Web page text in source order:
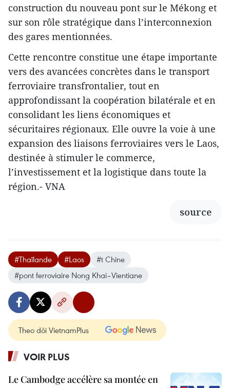
construction du nouveau pont sur le Mékong et
sur son rôle stratégique dans l’interconnexion
des gares mentionnées.
Cette rencontre constitue une étape importante
vers des avancées concrètes dans le transport
ferroviaire transfrontalier, tout en
approfondissant la coopération bilatérale et en
consolidant les liens économiques et
sécuritaires régionaux. Elle ouvre la voie à une
expansion des liaisons ferroviaires vers le Laos,
destinée à stimuler le commerce,
l’investissement et la logistique dans toute la
région.- VNA
source
#Thaïlande #Laos
#t Chine
#pont ferroviaire Nong Khai–Vientiane
Theo dõi VietnamPlus
VOIR PLUS
Le Cambodge accélère sa montée en